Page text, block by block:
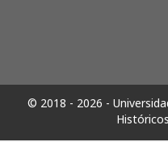
© 2018 - 2026 -